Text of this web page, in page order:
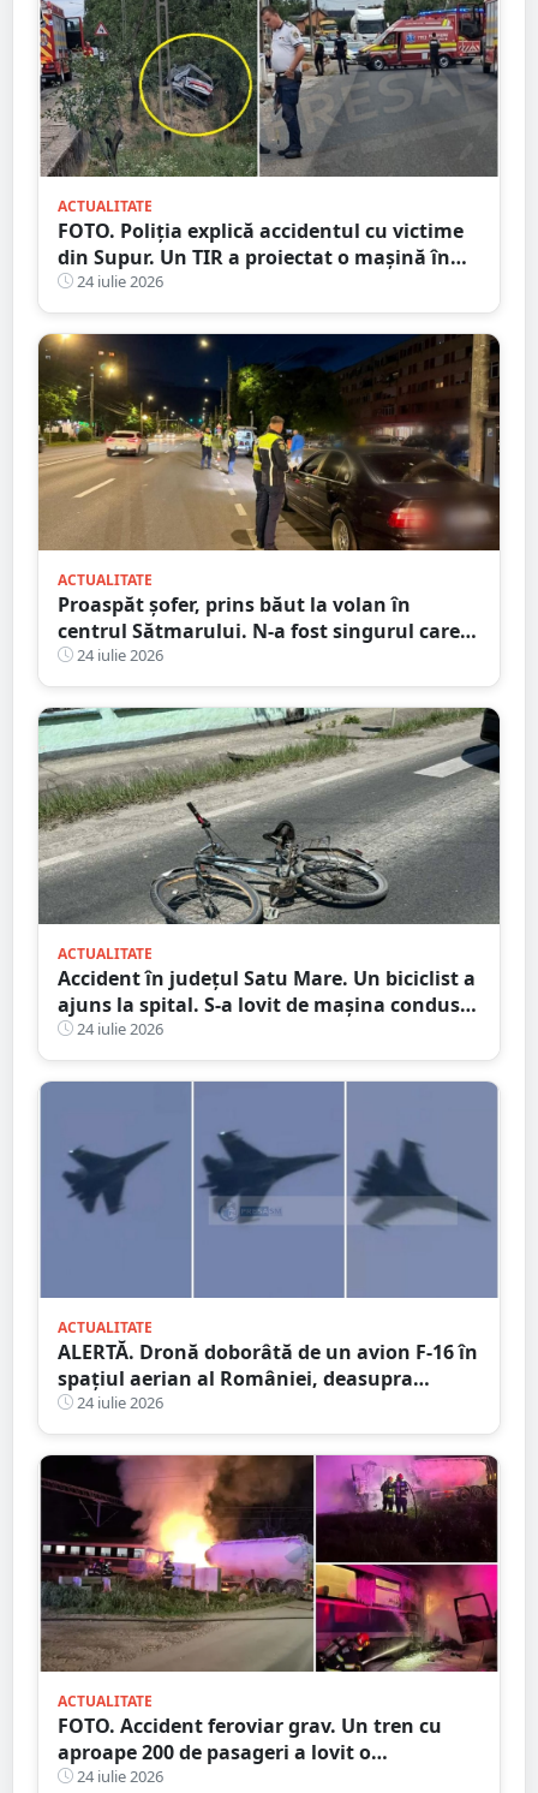
ACTUALITATE
FOTO. Poliția explică accidentul cu victime
din Supur. Un TIR a proiectat o mașină în
șanț24 iulie 2026
ACTUALITATE
Proaspăt șofer, prins băut la volan în
centrul Sătmarului. N-a fost singurul care a
călcat pe bec
24 iulie 2026
ACTUALITATE
Accident în județul Satu Mare. Un biciclist a
ajuns la spital. S-a lovit de mașina condusă
de un tânăr șofer
24 iulie 2026
ACTUALITATE
ALERTĂ. Dronă doborâtă de un avion F-16 în
spațiul aerian al României, deasupra
județului Buzău
24 iulie 2026
ACTUALITATE
FOTO. Accident feroviar grav. Un tren cu
aproape 200 de pasageri a lovit o
autocisternă, care a luat foc
24 iulie 2026